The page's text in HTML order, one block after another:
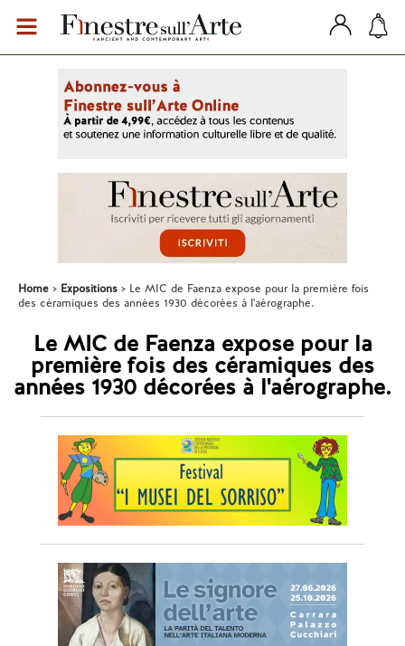
Home Expositions
Le MIC de Faenza expose pour la première fois
des céramiques des années 1930 décorées à l'aérographe.
Le MIC de Faenza expose pour la
première fois des céramiques des
années 1930 décorées à l'aérographe.